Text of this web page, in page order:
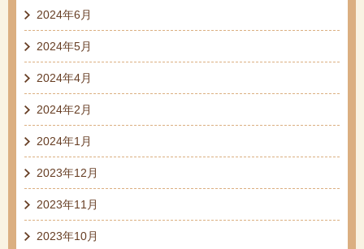
2024年6月
2024年5月
2024年4月
2024年2月
2024年1月
2023年12月
2023年11月
2023年10月